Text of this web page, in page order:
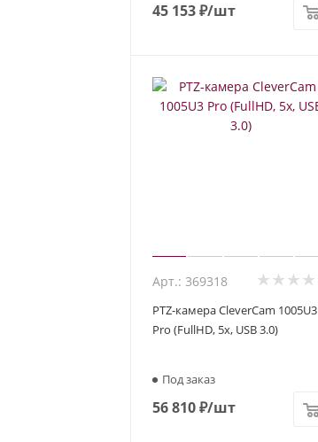
45 153₽/шт
Арт.: 369318
PTZ-камера CleverCam 1005U3
Pro (FullHD, 5x, USB 3.0)
Под заказ
56 810₽/шт